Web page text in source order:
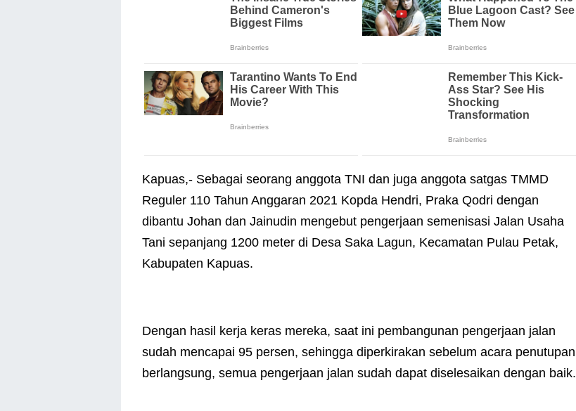
Kapuas,- Sebagai seorang anggota TNI dan juga anggota satgas TMMD
Reguler 110 Tahun Anggaran 2021 Kopda Hendri, Praka Qodri dengan
dibantu Johan dan Jainudin mengebut pengerjaan semenisasi Jalan Usaha
Tani sepanjang 1200 meter di Desa Saka Lagun, Kecamatan Pulau Petak,
Kabupaten Kapuas.
Dengan hasil kerja keras mereka, saat ini pembangunan pengerjaan jalan
sudah mencapai 95 persen, sehingga diperkirakan sebelum acara penutupan
berlangsung, semua pengerjaan jalan sudah dapat diselesaikan dengan baik.